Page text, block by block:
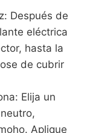
Después de
eléctrica
hasta la
de cubrir
Elija un
Aplique